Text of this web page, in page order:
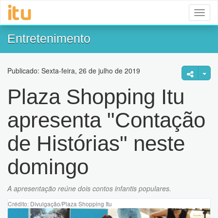
Entretenimento
Publicado: Sexta-feira, 26 de julho de 2019
Plaza Shopping Itu
apresenta "Contação
de Histórias" neste
domingo
A apresentação reúne dois contos infantis populares.
Crédito: Divulgação/Plaza Shopping Itu